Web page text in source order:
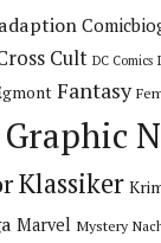
Cult DC Comics
Fantasy
Graphic
Klassiker
Marvel Mystery